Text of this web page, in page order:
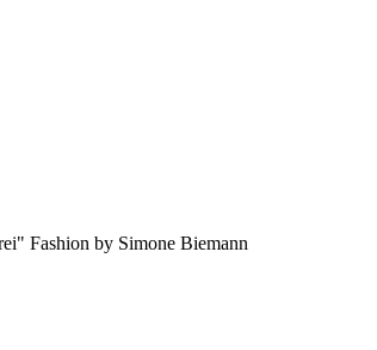
Fashion by Simone Biemann